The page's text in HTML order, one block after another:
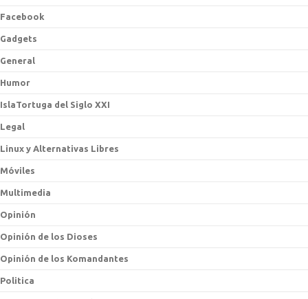
Facebook
Gadgets
General
Humor
IslaTortuga del Siglo XXI
Legal
Linux y Alternativas Libres
Móviles
Multimedia
Opinión
Opinión de los Dioses
Opinión de los Komandantes
Politica